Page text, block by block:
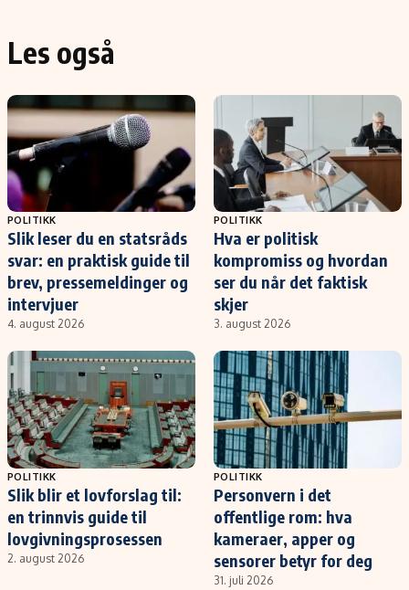
Les også
POLITIKK
Slik leser du en statsråds
svar: en praktisk guide til
brev, pressemeldinger og
intervjuer
4. august 2026
POLITIKK
Hva er politisk
kompromiss og hvordan
ser du når det faktisk
skjer
3. august 2026
POLITIKK
Slik blir et lovforslag til:
en trinnvis guide til
lovgivningsprosessen
2. august 2026
POLITIKK
Personvern i det
offentlige rom: hva
kameraer, apper og
sensorer betyr for deg
31. juli 2026